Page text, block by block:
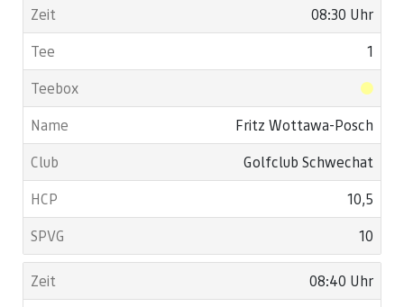
08:30 Uhr
1
Fritz Wottawa-Posch
Golfclub Schwechat
10,5
10
08:40 Uhr